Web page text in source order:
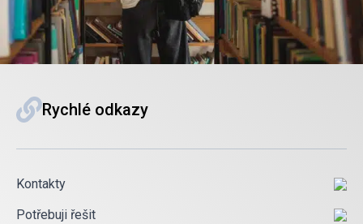
Rychlé odkazy
Kontakty
Potřebuji řešit